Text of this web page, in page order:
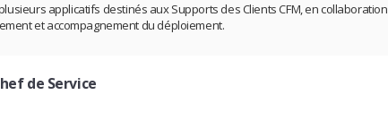
applicatifs destinés aux Supports des Clients CFM, en collaboration
et accompagnement du déploiement.
de Service